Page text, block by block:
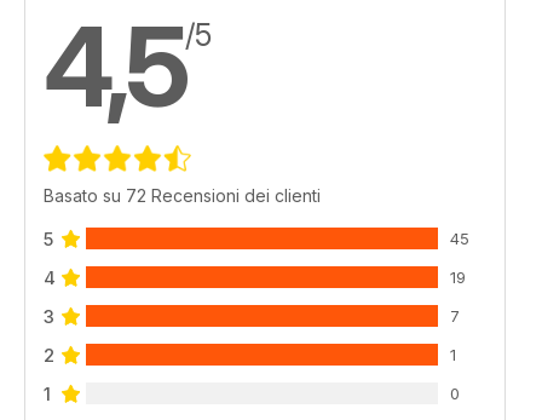
4,5/5
Basato su 72 Recensioni dei clienti
5 45
4 19
3 7
2 1
1 0